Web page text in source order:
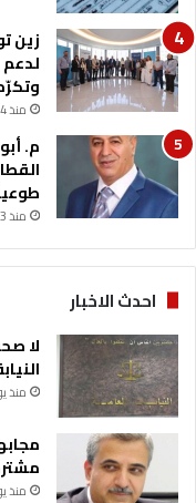
زين
منذ 4 أسابيع
م.
منذ 3 أسابيع
احدث الاخبار
لا
منذ
منذ